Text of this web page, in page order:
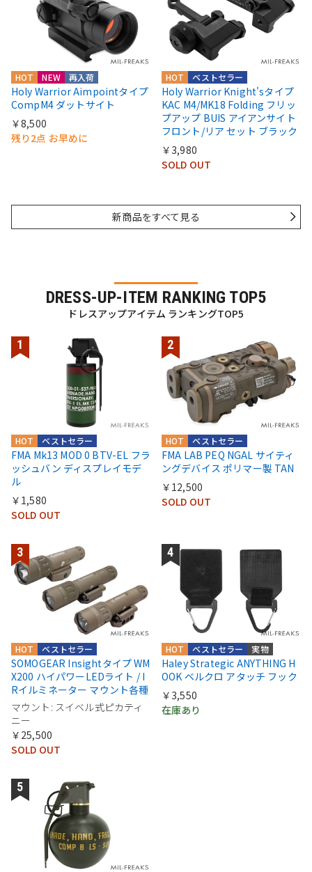
HOT NEW 再入荷
Holy Warrior Aimpointタイプ
CompM4 ダットサイト
￥8,500
残り2点 お早めに
HOT ベストセラー
Holy Warrior Knight'sタイプ
KAC M4/MK18 Folding フリッ
プアップ BUIS アイアンサイト
フロント/リア セット ブラック
￥3,980
SOLD OUT
新商品をすべて見る
DRESS-UP-ITEM RANKING TOP5
ドレスアップアイテム ランキングTOP5
ベストセラー
HOT
FMA Mk13 MOD 0 BTV-EL フラ
ッシュバン ディスプレイモデ
ル
￥1,580
SOLD OUT
ベストセラー
HOT
FMA LAB PEQ NGAL サイティ
ングデバイス ポリマー製 TAN
￥12,500
SOLD OUT
ベストセラー
HOT
SOMOGEAR Insightタイプ WM
X200 ハイパワーLEDライト / I
Rイルミネーター マウント各種
マウント: スイベル式ピカティ
ニー
￥25,500
SOLD OUT
実物
ベストセラー
HOT
Haley Strategic ANYTHING H
OOK ベルクロ アタッチ フック
￥3,550
在庫あり